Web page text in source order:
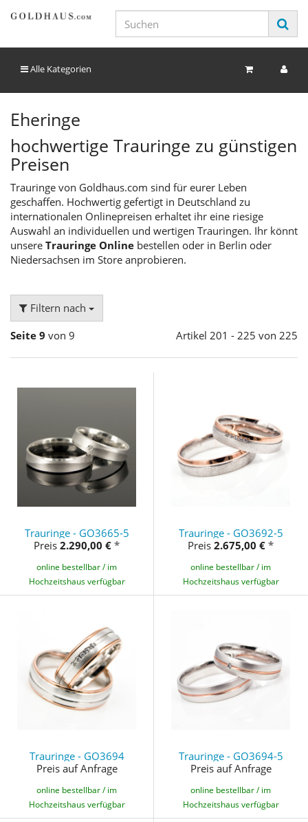
Alle Kategorien
Eheringe
hochwertige Trauringe zu günstigen
Preisen
Trauringe von Goldhaus.com sind für eurer Leben
geschaffen. Hochwertig gefertigt in Deutschland zu
internationalen Onlinepreisen erhaltet ihr eine riesige
Auswahl an individuellen und wertigen Trauringen. Ihr könnt
unsere Trauringe Online bestellen oder in Berlin oder
Niedersachsen im Store anprobieren.
Filtern nach
Seite 9 von 9 Artikel 201 - 225 von 225
Trauringe - GO3665-5
Preis 2.290,00 € *
online bestellbar / im
Hochzeitshaus verfügbar
Trauringe - GO3692-5
Preis 2.675,00 € *
online bestellbar / im
Hochzeitshaus verfügbar
Trauringe - GO3694
Preis auf Anfrage
online bestellbar / im
Hochzeitshaus verfügbar
Trauringe - GO3694-5
Preis auf Anfrage
online bestellbar / im
Hochzeitshaus verfügbar